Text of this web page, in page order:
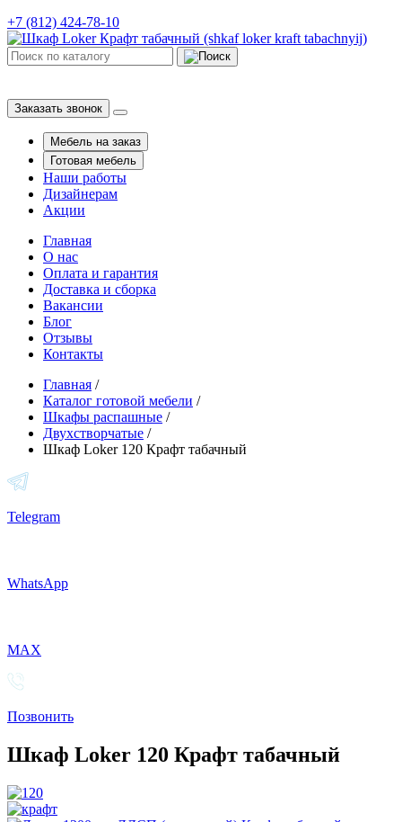
+7 (812) 424-78-10
Заказать звонок
Мебель на заказ
Готовая мебель
Наши работы
Дизайнерам
Акции
Главная
О нас
Оплата и гарантия
Доставка и сборка
Вакансии
Блог
Отзывы
Контакты
Главная /
Каталог готовой мебели /
Шкафы распашные /
Двухстворчатые /
Шкаф Loker 120 Крафт табачный
Telegram
WhatsApp
MAX
Позвонить
Шкаф Loker 120 Крафт табачный